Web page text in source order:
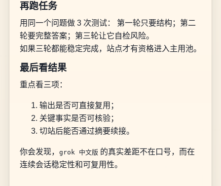
再跑任务
用同一个问题做 3 次测试： 第一轮只要结构；第二
轮要完整答案；第三轮让它自检风险。
如果三轮都能稳定完成，站点才有资格进入主用池。
最后看结果
重点看三项：
输出是否可直接复用；
关键事实是否可核验；
切站后能否通过摘要续接。
你会发现， grok 中文版 的真实差距不在口号，而在
连续会话稳定性和可复用性。